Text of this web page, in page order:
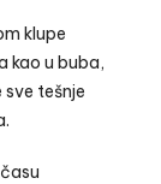
klupe
kao u buba,
sve tešnje